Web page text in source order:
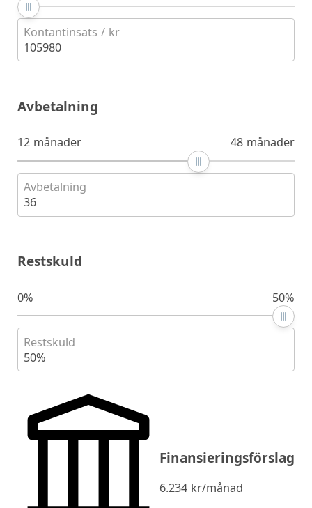
Kontantinsats / kr
105980
Avbetalning
12 månader 48 månader
Avbetalning
36
Restskuld
0% 50%
Restskuld
50%
Finansieringsförslag
6.234 kr/månad